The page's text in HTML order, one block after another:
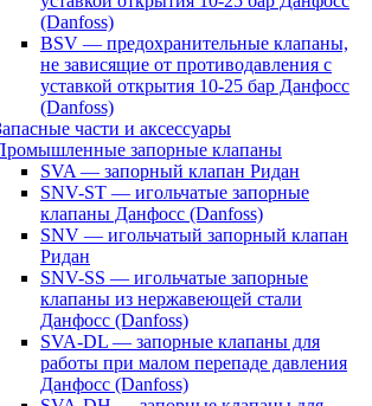
(Danfoss)
BSV — предохранительные клапаны,
не зависящие от противодавления с
уставкой открытия 10-25 бар Данфосс
(Danfoss)
части и аксессуары
запорные клапаны
SVA — запорный клапан Ридан
SNV-ST — игольчатые запорные
клапаны Данфосс (Danfoss)
SNV — игольчатый запорный клапан
Ридан
SNV-SS — игольчатые запорные
клапаны из нержавеющей стали
Данфосс (Danfoss)
SVA-DL — запорные клапаны для
работы при малом перепаде давления
Данфосс (Danfoss)